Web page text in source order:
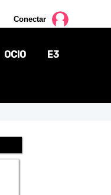
Conectar
OCIO E3